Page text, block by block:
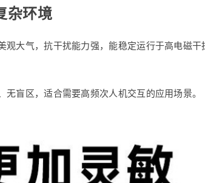
杂环境
大气，抗干扰能力强，能稳定运行于高电磁干
盲区，适合需要高频次人机交互的应用场景。